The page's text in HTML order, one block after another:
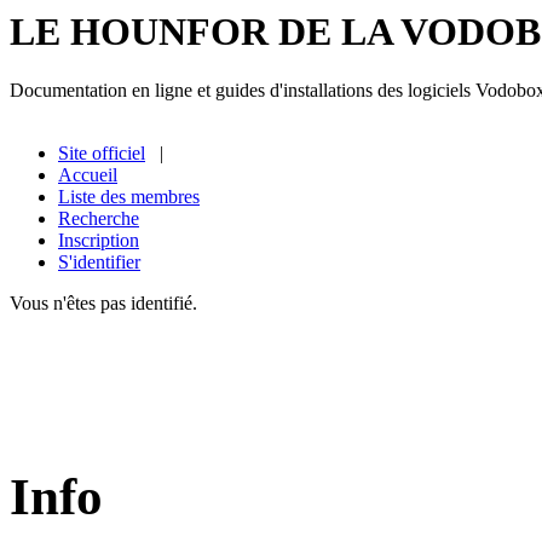
LE HOUNFOR DE LA
Documentation en ligne et guides d'installations des logiciels
Site officiel |
Accueil
Liste des membres
Recherche
Inscription
S'identifier
Vous n'êtes pas identifié.
Info